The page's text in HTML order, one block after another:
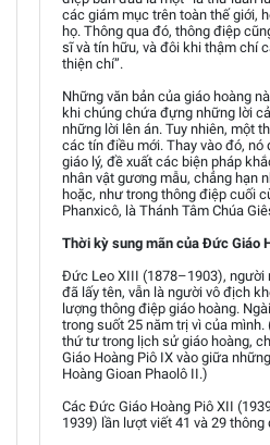
các giám mục trên toàn thế giới,
họ. Thông qua đó, thông điệp
sĩ và tín hữu, và đôi khi thậm chí
thiện chí”.
Những văn bản của giáo hoàng
khi chúng chứa đựng những lời
những lời lên án. Tuy nhiên, một
các tín điều mới. Thay vào đó, nó
giáo lý, đề xuất các biện pháp
nhân vật gương mẫu, chẳng hạn
hoặc, như trong thông điệp cuối
Phanxicô, là Thánh Tâm Chúa
Thời kỳ sung mãn của Đức Giáo
Đức Leo XIII (1878–1903), người
đã lấy tên, vẫn là người vô địch
lượng thông điệp giáo hoàng.
trong suốt 25 năm trị vì của
thứ tư trong lịch sử giáo hoàng,
Giáo Hoàng Piô IX vào giữa
Hoàng Gioan Phaolô II.)
Các Đức Giáo Hoàng Piô XII
1939) lần lượt viết 41 và 29 thông